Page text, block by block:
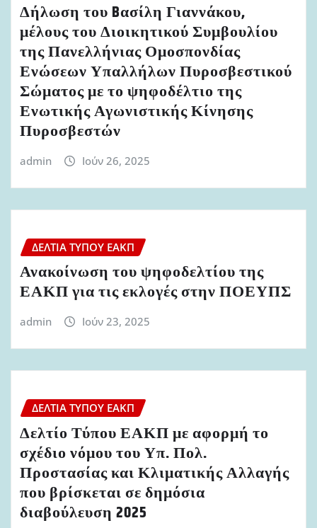
Δήλωση του Bασίλη Γιαννάκου,
μέλους του Διοικητικού Συμβουλίου
της Πανελλήνιας Ομοσπονδίας
Ενώσεων Υπαλλήλων Πυροσβεστικού
Σώματος με το ψηφοδέλτιο της
Ενωτικής Αγωνιστικής Κίνησης
Πυροσβεστών
admin Ιούν 26, 2025
ΔΕΛΤΊΑ ΤΎΠΟΥ ΕΑΚΠ
Ανακοίνωση του ψηφοδελτίου της
ΕΑΚΠ για τις εκλογές στην ΠΟΕΥΠΣ
admin Ιούν 23, 2025
ΔΕΛΤΊΑ ΤΎΠΟΥ ΕΑΚΠ
Δελτίο Τύπου ΕΑΚΠ με αφορμή το
σχέδιο νόμου του Υπ. Πολ.
Προστασίας και Κλιματικής Αλλαγής
που βρίσκεται σε δημόσια
διαβούλευση 2025